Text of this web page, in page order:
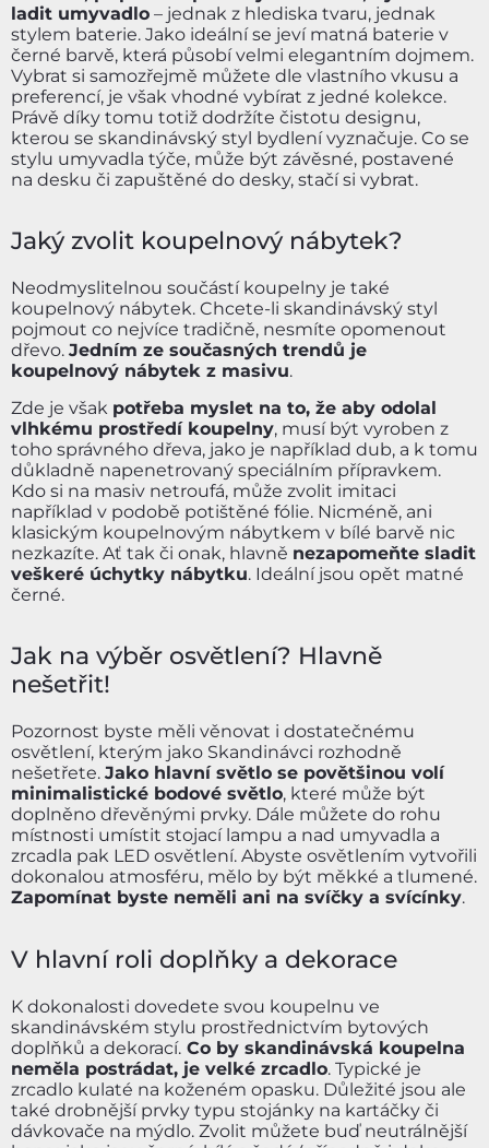
ladit umyvadlo – jednak z hlediska tvaru, jednak
stylem baterie. Jako ideální se jeví matná baterie v
černé barvě, která působí velmi elegantním dojmem.
Vybrat si samozřejmě můžete dle vlastního vkusu a
preferencí, je však vhodné vybírat z jedné kolekce.
Právě díky tomu totiž dodržíte čistotu designu,
kterou se skandinávský styl bydlení vyznačuje. Co se
stylu umyvadla týče, může být závěsné, postavené
na desku či zapuštěné do desky, stačí si vybrat.
Jaký zvolit koupelnový nábytek?
Neodmyslitelnou součástí koupelny je také
koupelnový nábytek. Chcete-li skandinávský styl
pojmout co nejvíce tradičně, nesmíte opomenout
dřevo. Jedním ze současných trendů je
koupelnový nábytek z masivu.
Zde je však potřeba myslet na to, že aby odolal
vlhkému prostředí koupelny, musí být vyroben z
toho správného dřeva, jako je například dub, a k tomu
důkladně napenetrovaný speciálním přípravkem.
Kdo si na masiv netroufá, může zvolit imitaci
například v podobě potištěné fólie. Nicméně, ani
klasickým koupelnovým nábytkem v bílé barvě nic
nezkazíte. Ať tak či onak, hlavně nezapomeňte sladit
veškeré úchytky nábytku. Ideální jsou opět matné
černé.
Jak na výběr osvětlení? Hlavně
nešetřit!
Pozornost byste měli věnovat i dostatečnému
osvětlení, kterým jako Skandinávci rozhodně
nešetřete. Jako hlavní světlo se povětšinou volí
minimalistické bodové světlo, které může být
doplněno dřevěnými prvky. Dále můžete do rohu
místnosti umístit stojací lampu a nad umyvadla a
zrcadla pak LED osvětlení. Abyste osvětlením vytvořili
dokonalou atmosféru, mělo by být měkké a tlumené.
Zapomínat byste neměli ani na svíčky a svícínky.
V hlavní roli doplňky a dekorace
K dokonalosti dovedete svou koupelnu ve
skandinávském stylu prostřednictvím bytových
doplňků a dekorací. Co by skandinávská koupelna
neměla postrádat, je velké zrcadlo. Typické je
zrcadlo kulaté na koženém opasku. Důležité jsou ale
také drobnější prvky typu stojánky na kartáčky či
dávkovače na mýdlo. Zvolit můžete buď neutrálnější